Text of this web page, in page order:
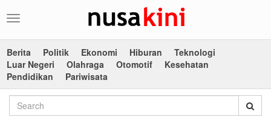
Toggle
Berita
Politik Ekonomi Hiburan
Teknologi
Luar Negeri
Olahraga Otomotif
Kesehatan
Pendidikan
Pariwisata